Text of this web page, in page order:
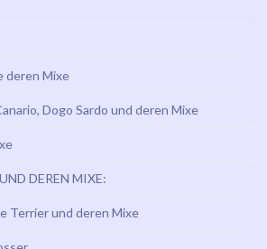
deren Mixe
Dogo Sardo und deren Mixe
DEREN MIXE:
Terrier und deren Mixe